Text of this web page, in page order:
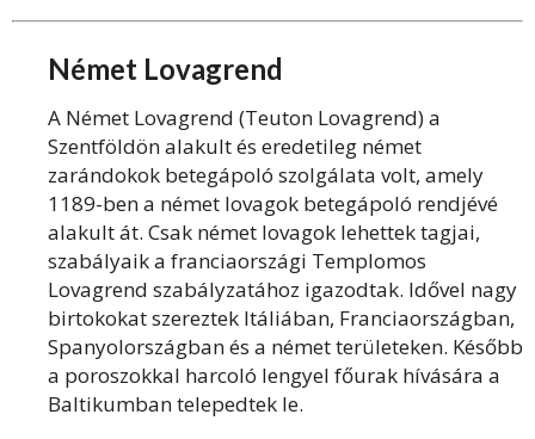
Német Lovagrend
A Német Lovagrend (Teuton Lovagrend) a
Szentföldön alakult és eredetileg német
zarándokok betegápoló szolgálata volt, amely
1189-ben a német lovagok betegápoló rendjévé
alakult át. Csak német lovagok lehettek tagjai,
szabályaik a franciaországi Templomos
Lovagrend szabályzatához igazodtak. Idővel nagy
birtokokat szereztek Itáliában, Franciaországban,
Spanyolországban és a német területeken. Később
a poroszokkal harcoló lengyel főurak hívására a
Baltikumban telepedtek le.